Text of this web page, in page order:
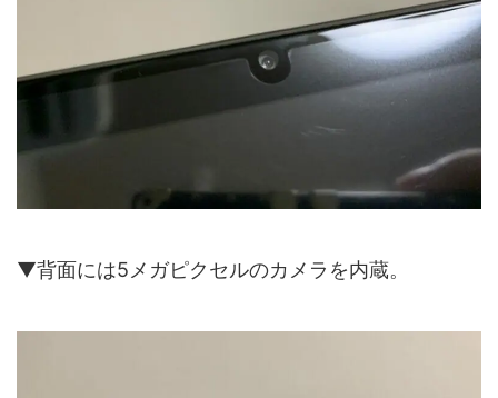
▼背面には5メガピクセルのカメラを内蔵。